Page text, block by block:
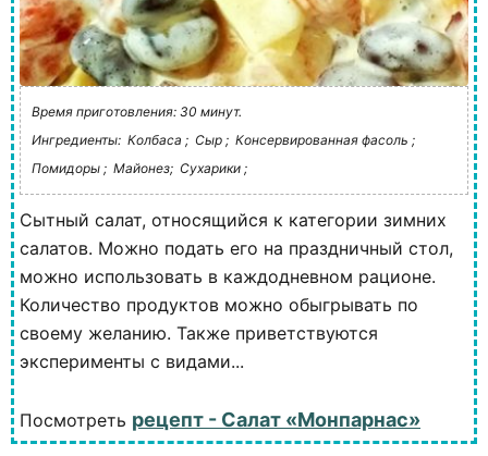
Время приготовления: 30 минут.
Ингредиенты: Колбаса ; Сыр ; Консервированная фасоль ;
Помидоры ; Майонез; Сухарики ;
Сытный салат, относящийся к категории зимних
салатов. Можно подать его на праздничный стол,
можно использовать в каждодневном рационе.
Количество продуктов можно обыгрывать по
своему желанию. Также приветствуются
эксперименты с видами...
Посмотреть рецепт - Салат «Монпарнас»